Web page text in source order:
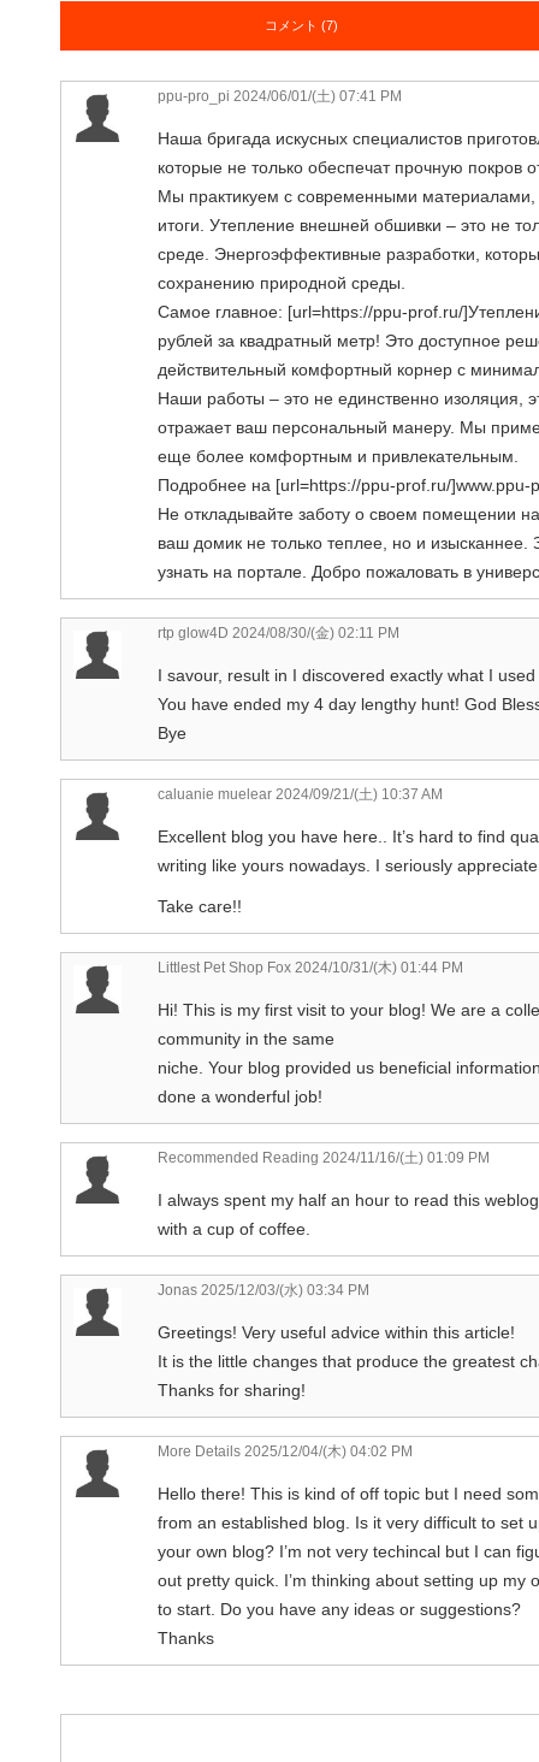
コメント (7)
ppu-pro_pi 2024/06/01/(土) 07:41 PM
Наша бригада искусных специалистов
которые не только обеспечат прочную покров
Мы практикуем с современными
итоги. Утепление внешней обшивки – это не
среде. Энергоэффективные разработки,
сохранению природной среды.
Самое главное: [url=https://ppu-prof.ru/
рублей за квадратный метр! Это доступное
действительный комфортный корнер с
Наши работы – это не единственно изоляция,
отражает ваш персональный манеру. Мы
еще более комфортным и привлекательным.
Подробнее на [url=https://ppu-prof.ru/]www.ppu-
Не откладывайте заботу о своем помещении
ваш домик не только теплее, но и
узнать на портале. Добро пожаловать в
rtp glow4D 2024/08/30/(金) 02:11 PM
I savour, result in I discovered exactly what I
You have ended my 4 day lengthy hunt! God
Bye
caluanie muelear 2024/09/21/(土) 10:37 AM
Excellent blog you have here.. It’s hard to find
writing like yours nowadays. I seriously
Take care!!
Littlest Pet Shop Fox 2024/10/31/(木) 01:44 PM
Hi! This is my first visit to your blog! We are a
community in the same
niche. Your blog provided us beneficial
done a wonderful job!
Recommended Reading 2024/11/16/(土) 01:09 PM
I always spent my half an hour to read this
with a cup of coffee.
Jonas 2025/12/03/(水) 03:34 PM
Greetings! Very useful advice within this article!
It is the little changes that produce the greatest
Thanks for sharing!
More Details 2025/12/04/(木) 04:02 PM
Hello there! This is kind of off topic but I need
from an established blog. Is it very difficult to set
your own blog? I’m not very techincal but I can
out pretty quick. I’m thinking about setting up my
to start. Do you have any ideas or suggestions?
Thanks